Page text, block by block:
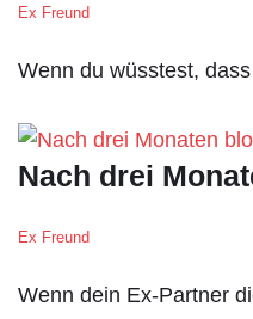
Ex Freund
Wenn du wüsstest,
Nach drei
Ex Freund
Wenn dein Ex-Partner